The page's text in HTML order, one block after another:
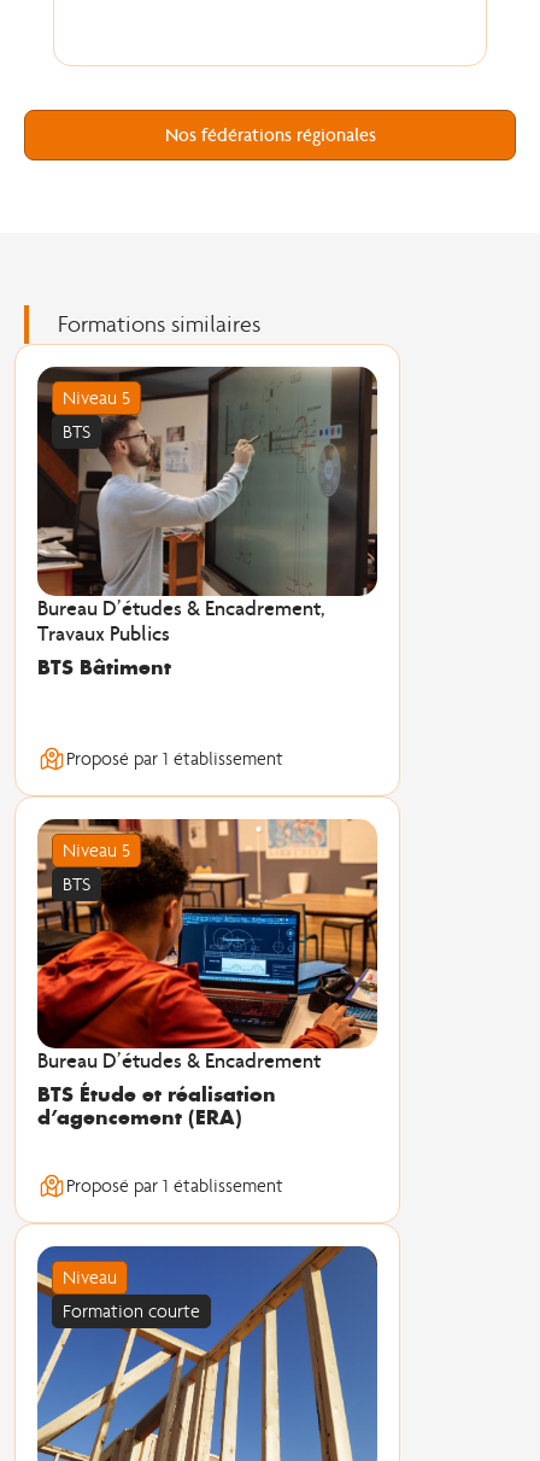
Nos fédérations régionales
Formations similaires
Niveau 5
BTS
Bureau D’études & Encadrement,
Travaux Publics
BTS Bâtiment
Proposé par 1 établissement
Niveau 5
BTS
Bureau D’études & Encadrement
BTS Étude et réalisation
d’agencement (ERA)
Proposé par 1 établissement
Niveau
Formation courte